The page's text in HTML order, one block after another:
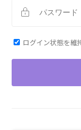
ログイン状態を維